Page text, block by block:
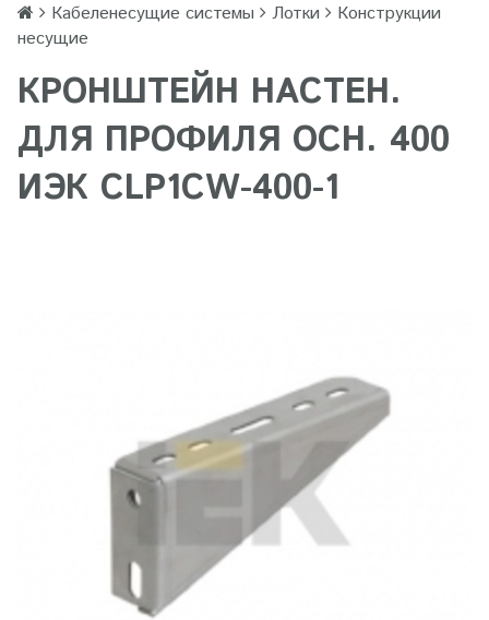
Кабеленесущие системы Лотки
Конструкции
несущие
КРОНШТЕЙН НАСТЕН.
ДЛЯ ПРОФИЛЯ ОСН. 400
ИЭК CLP1CW-400-1